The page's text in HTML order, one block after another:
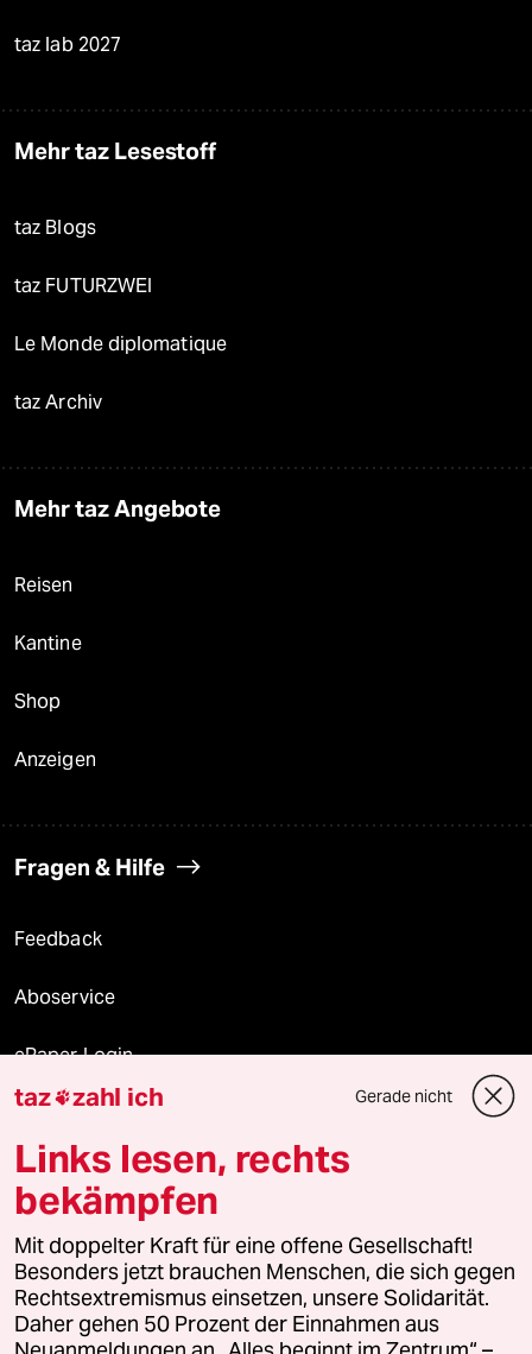
taz lab 2027
Mehr taz Lesestoff
taz Blogs
taz FUTURZWEI
Le Monde diplomatique
taz Archiv
Mehr taz Angebote
Reisen
Kantine
Shop
Anzeigen
Fragen & Hilfe
Feedback
Aboservice
ePaper Login
Downloads für Abonnierende
© 2026 taz Verlags und Vertriebs GmbH
Alle Rechte vorbehalten. Bei rechtlichen Fragen oder für Genehmigungen
wenden Sie sich bitte an lizenzen@taz.de
Feedback Redaktionsstatut Kommune-Richtlinien
taz zahl ich Gerade nicht
Links lesen, rechts
bekämpfen
Mit doppelter Kraft für eine offene Gesellschaft!
Besonders jetzt brauchen Menschen, die sich gegen
Rechtsextremismus einsetzen, unsere Solidarität.
Daher gehen 50 Prozent der Einnahmen aus